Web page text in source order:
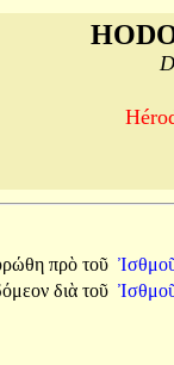
πρὸ τοῦ
διὰ τοῦ